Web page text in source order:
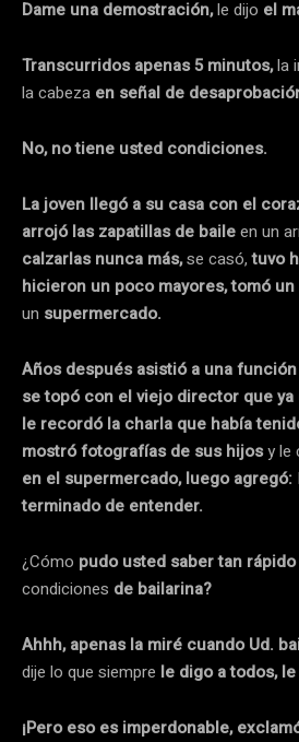
Dame una demostración,le dijo el
Transcurridos apenas 5 minutos,la
la cabeza en señal de
No, no tiene usted condiciones.
La joven llegó a su casa con el
arrojó las zapatillas de baileen un
calzarlas nunca más,se casó,tuvo
hicieron un poco mayores, tomó
un supermercado.
Años después asistió a una
se topó con el viejo director que
le recordó la charla que había
mostró fotografías de sus hijosy le
en el supermercado, luego agregó:
terminado de entender.
¿Cómo pudo usted saber tan
condiciones de bailarina?
Ahhh, apenas la miré cuando Ud.
dije lo que siempre le digo a todos,
¡Pero eso es imperdonable,